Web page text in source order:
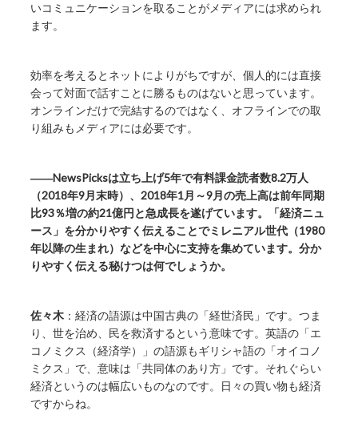
いコミュニケーションを取ることがメディアには求められ
ます。
効率を考えるとネットによりがちですが、個人的には直接
会って対面で話すことに勝るものはないと思っています。
オンラインだけで完結するのではなく、オフラインでの取
り組みもメディアには必要です。
――NewsPicksは立ち上げ5年で有料課金読者数8.2万人
（2018年9月末時）、2018年1月～9月の売上高は前年同期
比93％増の約21億円と急成長を遂げています。「経済ニュ
ース」を分かりやすく伝えることでミレニアル世代（1980
年以降の生まれ）などを中心に支持を集めています。分か
りやすく伝える秘けつは何でしょうか。
佐々木 ：経済の語源は中国古典の「経世済民」です。つま
り、世を治め、民を救済するという意味です。英語の「エ
コノミクス（経済学）」の語源もギリシャ語の「オイコノ
ミクス」で、意味は「共同体のあり方」です。それぐらい
経済というのは幅広いものなのです。日々の買い物も経済
ですからね。